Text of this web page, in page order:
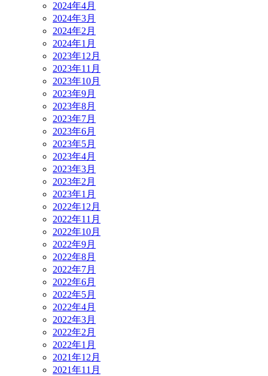
2024年4月
2024年3月
2024年2月
2024年1月
2023年12月
2023年11月
2023年10月
2023年9月
2023年8月
2023年7月
2023年6月
2023年5月
2023年4月
2023年3月
2023年2月
2023年1月
2022年12月
2022年11月
2022年10月
2022年9月
2022年8月
2022年7月
2022年6月
2022年5月
2022年4月
2022年3月
2022年2月
2022年1月
2021年12月
2021年11月